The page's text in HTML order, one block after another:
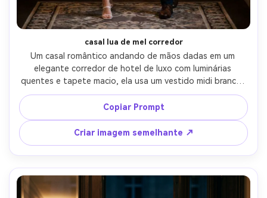
casal lua de mel corredor
Um casal romântico andando de mãos dadas em um
elegante corredor de hotel de luxo com luminárias
quentes e tapete macio, ela usa um vestido midi branco,
ele usa um blazer de linho, ambos sorridentes,
profundidade de campo rasa, bokeh sonhador, disparado
em Sony A7IV, 85mm f/1.4, tiro médio sincero,
fotorealista, humor de romance de viagem íntimo,
iluminação cinematográfica suave-AR 4:5
Copiar Prompt
Criar imagem semelhante ↗